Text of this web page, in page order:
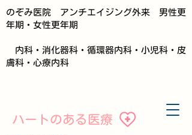
のぞみ医院 アンチエイジング外来 男性更
年期・女性更年期
内科・消化器科・循環器内科・小児科・皮
膚科・心療内科
ハートのある医療